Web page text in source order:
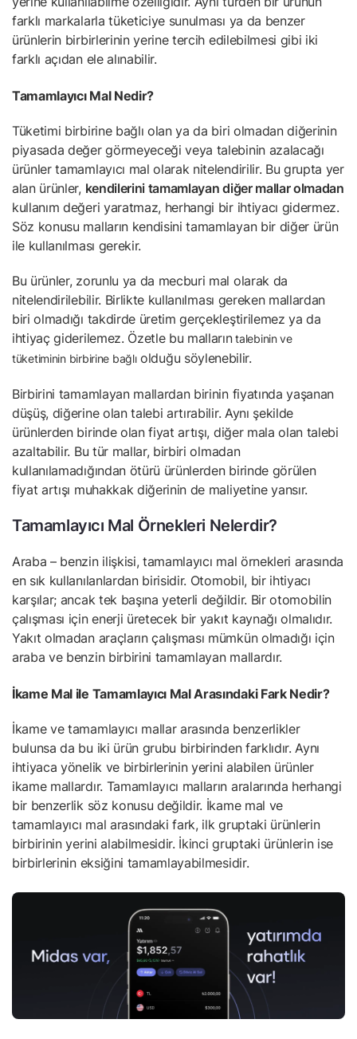
farklı markalarla tüketiciye sunulması ya da benzer
ürünlerin birbirlerinin yerine tercih edilebilmesi gibi iki
farklı açıdan ele alınabilir.
Tamamlayıcı Mal Nedir?
Tüketimi birbirine bağlı olan ya da biri olmadan diğerinin
piyasada değer görmeyeceği veya talebinin azalacağı
ürünler tamamlayıcı mal olarak nitelendirilir. Bu grupta yer
alan ürünler, kendilerini tamamlayan diğer mallar olmadan
kullanım değeri yaratmaz, herhangi bir ihtiyacı gidermez.
Söz konusu malların kendisini tamamlayan bir diğer ürün
ile kullanılması gerekir.
Bu ürünler, zorunlu ya da mecburi mal olarak da
nitelendirilebilir. Birlikte kullanılması gereken mallardan
biri olmadığı takdirde üretim gerçekleştirilemez ya da
ihtiyaç giderilemez. Özetle bu mallarıntalebinin ve
tüketiminin birbirine bağlıolduğu söylenebilir.
Birbirini tamamlayan mallardan birinin fiyatında yaşanan
düşüş, diğerine olan talebi artırabilir. Aynı şekilde
ürünlerden birinde olan fiyat artışı, diğer mala olan talebi
azaltabilir. Bu tür mallar, birbiri olmadan
kullanılamadığından ötürü ürünlerden birinde görülen
fiyat artışı muhakkak diğerinin de maliyetine yansır.
Tamamlayıcı Mal Örnekleri Nelerdir?
Araba – benzin ilişkisi, tamamlayıcı mal örnekleri arasında
en sık kullanılanlardan birisidir. Otomobil, bir ihtiyacı
karşılar; ancak tek başına yeterli değildir. Bir otomobilin
çalışması için enerji üretecek bir yakıt kaynağı olmalıdır.
Yakıt olmadan araçların çalışması mümkün olmadığı için
araba ve benzin birbirini tamamlayan mallardır.
İkame Mal ile Tamamlayıcı Mal Arasındaki Fark Nedir?
İkame ve tamamlayıcı mallar arasında benzerlikler
bulunsa da bu iki ürün grubu birbirinden farklıdır. Aynı
ihtiyaca yönelik ve birbirlerinin yerini alabilen ürünler
ikame mallardır. Tamamlayıcı malların aralarında herhangi
bir benzerlik söz konusu değildir. İkame mal ve
tamamlayıcı mal arasındaki fark, ilk gruptaki ürünlerin
birbirinin yerini alabilmesidir. İkinci gruptaki ürünlerin ise
birbirlerinin eksiğini tamamlayabilmesidir.